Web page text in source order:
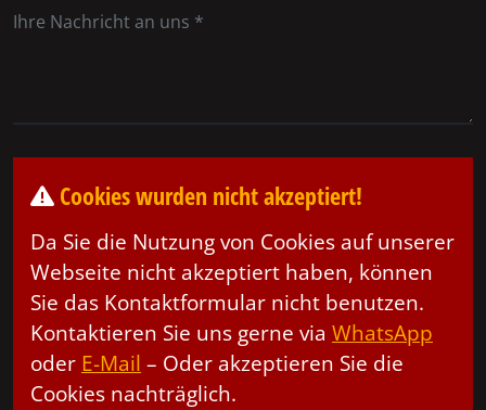
Cookies wurden nicht akzeptiert!
Da Sie die Nutzung von Cookies auf unserer
Webseite nicht akzeptiert haben, können
Sie das Kontaktformular nicht benutzen.
Kontaktieren Sie uns gerne via WhatsApp
oder E-Mail – Oder akzeptieren Sie die
Cookies nachträglich.